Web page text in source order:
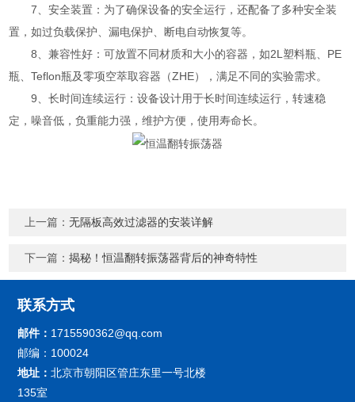
7、安全装置：为了确保设备的安全运行，还配备了多种安全装
置，如过负载保护、漏电保护、断电自动恢复等。
8、兼容性好：可放置不同材质和大小的容器，如2L塑料瓶、PE
瓶、Teflon瓶及零项空萃取容器（ZHE），满足不同的实验需求。
9、长时间连续运行：设备设计用于长时间连续运行，转速稳
定，噪音低，负重能力强，维护方便，使用寿命长。
上一篇：无隔板高效过滤器的安装详解
下一篇：揭秘！恒温翻转振荡器背后的神奇特性
联系方式
邮件： 1715590362@qq.com
邮编：100024
地址：北京市朝阳区管庄东里一号北楼
135室